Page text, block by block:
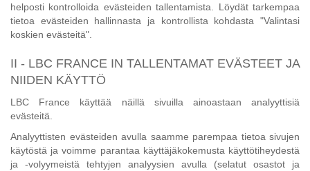
helposti kontrolloida evästeiden tallentamista. Löydät tarkempaa
tietoa evästeiden hallinnasta ja kontrollista kohdasta "Valintasi
koskien evästeitä".
II - LBC FRANCE IN TALLENTAMAT EVÄSTEET JA
NIIDEN KÄYTTÖ
LBC France käyttää näillä sivuilla ainoastaan analyyttisiä
evästeitä.
Analyyttisten evästeiden avulla saamme parempaa tietoa sivujen
käytöstä ja voimme parantaa käyttäjäkokemusta käyttötiheydestä
ja -volyymeistä tehtyjen analyysien avulla (selatut osastot ja